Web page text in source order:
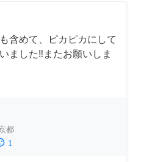
含めて、ピカピカにして
ました‼️またお願いしま
都
1